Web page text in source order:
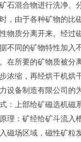
石混合物进行洗净、
，由于各种矿物的比
物质分离开来。经过
不同的矿物特性加入
在所要的矿物质被分
浓缩，再经烘干机烘
设备制造有限公司的
：上部给矿磁选机磁
理：矿经给矿斗流入
磁场区域，磁性矿粒